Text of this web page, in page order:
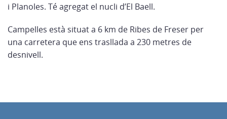
i Planoles. Té agregat el nucli d’El Baell.
Campelles està situat a 6 km de Ribes de Freser per
una carretera que ens trasllada a 230 metres de
desnivell.